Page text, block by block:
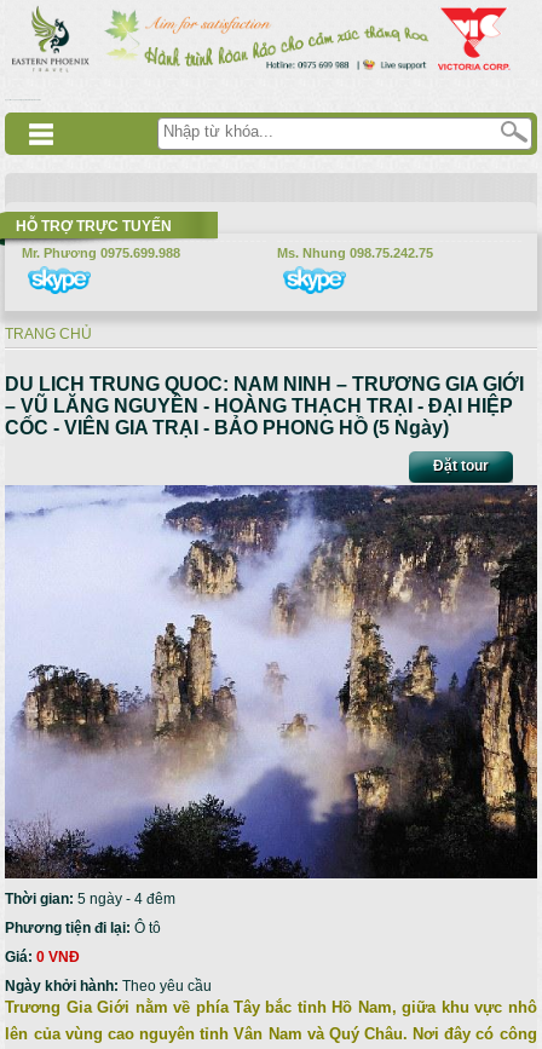
Nhảy đến nội dung
HỖ TRỢ TRỰC TUYẾN
Mr. Phương 0975.699.988 Ms. Nhung 098.75.242.75
Bạn đang ở đây
TRANG CHỦ
DU LICH TRUNG QUOC: NAM NINH – TRƯƠNG GIA GIỚI
– VŨ LĂNG NGUYÊN - HOÀNG THẠCH TRẠI - ĐẠI HIỆP
CỐC - VIÊN GIA TRẠI - BẢO PHONG HỒ (5 Ngày)
Đặt tour
Thời gian:5 ngày - 4 đêm
Phương tiện đi lại:Ô tô
Giá:0 VNĐ
Ngày khởi hành:Theo yêu cầu
Trương Gia Giới nằm về phía Tây bắc tỉnh Hồ Nam, giữa khu vực nhô
lên của vùng cao nguyên tỉnh Vân Nam và Quý Châu. Nơi đây có công